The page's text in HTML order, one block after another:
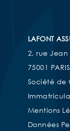
LAFONT
2, rue Jean
75001 PARIS
Société de
Mentions
Données